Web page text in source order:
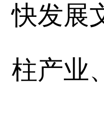
快发展
柱产业